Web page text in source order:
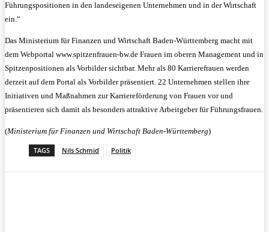
Führungspositionen in den landeseigenen Unternehmen und in der Wirtschaft
ein.“
Das Ministerium für Finanzen und Wirtschaft Baden-Württemberg macht mit
dem Webportal www.spitzenfrauen-bw.de Frauen im oberen Management und in
Spitzenpositionen als Vorbilder sichtbar. Mehr als 80 Karrierefrauen werden
derzeit auf dem Portal als Vorbilder präsentiert. 22 Unternehmen stellen ihre
Initiativen und Maßnahmen zur Karriereförderung von Frauen vor und
präsentieren sich damit als besonders attraktive Arbeitgeber für Führungsfrauen.
(Ministerium für Finanzen und Wirtschaft Baden-Württemberg)
TAGS Nils Schmid Politik